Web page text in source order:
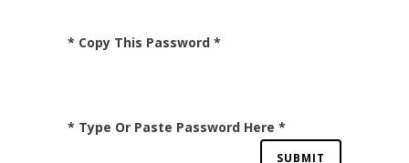
* Copy This Password *
* Type Or Paste Password Here *